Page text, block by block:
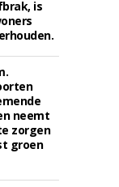
is
neemt
zorgen
groen